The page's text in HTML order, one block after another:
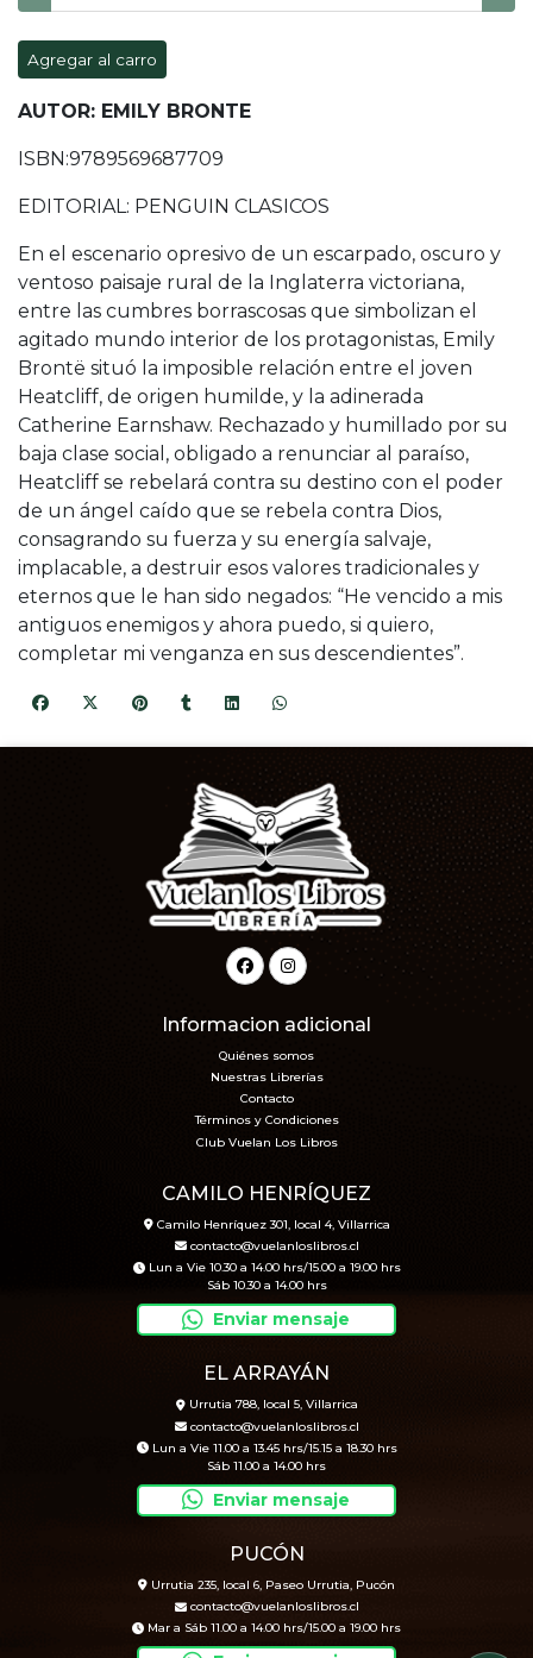
Agregar al carro
AUTOR: EMILY BRONTE
ISBN:9789569687709
EDITORIAL: PENGUIN CLASICOS
En el escenario opresivo de un escarpado, oscuro y
ventoso paisaje rural de la Inglaterra victoriana,
entre las cumbres borrascosas que simbolizan el
agitado mundo interior de los protagonistas, Emily
Brontë situó la imposible relación entre el joven
Heatcliff, de origen humilde, y la adinerada
Catherine Earnshaw. Rechazado y humillado por su
baja clase social, obligado a renunciar al paraíso,
Heatcliff se rebelará contra su destino con el poder
de un ángel caído que se rebela contra Dios,
consagrando su fuerza y su energía salvaje,
implacable, a destruir esos valores tradicionales y
eternos que le han sido negados: “He vencido a mis
antiguos enemigos y ahora puedo, si quiero,
completar mi venganza en sus descendientes”.
Informacion adicional
Quiénes somos
Nuestras Librerías
Contacto
Términos y Condiciones
Club Vuelan Los Libros
CAMILO HENRÍQUEZ
Camilo Henríquez 301, local 4, Villarrica
contacto@vuelanloslibros.cl
Lun a Vie 10.30 a 14.00 hrs/15.00 a 19.00 hrs
Sáb 10.30 a 14.00 hrs
Enviar mensaje
EL ARRAYÁN
Urrutia 788, local 5, Villarrica
contacto@vuelanloslibros.cl
Lun a Vie 11.00 a 13.45 hrs/15.15 a 18.30 hrs
Sáb 11.00 a 14.00 hrs
Enviar mensaje
PUCÓN
Urrutia 235, local 6, Paseo Urrutia, Pucón
contacto@vuelanloslibros.cl
Mar a Sáb 11.00 a 14.00 hrs/15.00 a 19.00 hrs